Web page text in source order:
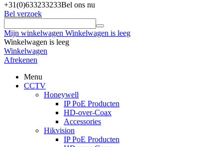
+31(0)633233233Bel ons nu
Bel verzoek
Mijn winkelwagen Winkelwagen is leeg
Winkelwagen is leeg
Winkelwagen
Afrekenen
Menu
CCTV
Honeywell
IP PoE Producten
HD-over-Coax
Accessories
Hikvision
IP PoE Producten